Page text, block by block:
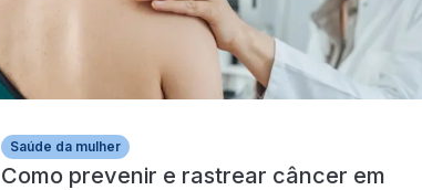
Saúde da mulher
Como prevenir e rastrear câncer em